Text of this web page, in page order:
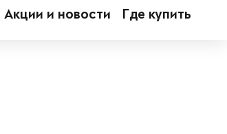
Акции и новости Где купить